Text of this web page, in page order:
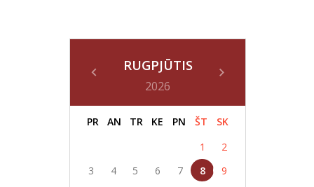
RUGPJŪTIS
2026
PR AN TR KE PN ŠT
SK
1
2
3
4 5 6 7 8
9